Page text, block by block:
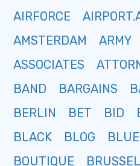
AIRFORCE
AMSTERDAM
ARMY
ASSOCIATES
BAND
BARGAINS
BERLIN
BET BID
BLACK
BLOG BLUE
BOUTIQUE